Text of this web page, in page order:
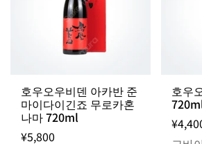
호우오우비덴 아카반 준
마이다이긴죠 무로카혼
나마 720ml
¥5,800
호우